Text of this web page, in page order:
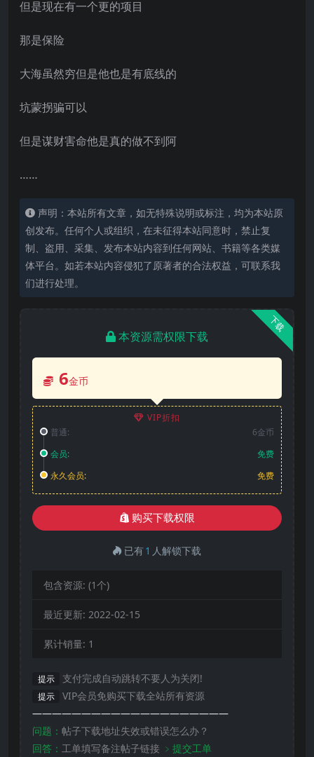
但是现在有一个更的项目
那是保险
大海虽然穷但是他也是有底线的
坑蒙拐骗可以
但是谋财害命他是真的做不到阿
……
声明：本站所有文章，如无特殊说明或标注，均为本站原
创发布。任何个人或组织，在未征得本站同意时，禁止复
制、盗用、采集、发布本站内容到任何网站、书籍等各类媒
体平台。如若本站内容侵犯了原著者的合法权益，可联系我
们进行处理。
下载
本资源需权限下载
6金币
VIP折扣
普通:
6金币
会员:
免费
永久会员:
免费
购买下载权限
已有1 人解锁下载
包含资源: (1个)
最近更新: 2022-02-15
累计销量: 1
提示 支付完成自动跳转不要人为关闭!
提示
VIP会员免购买下载全站所有资源
————————————————————
问题： 帖子下载地址失效或错误怎么办？
回答： 工单填写备注帖子链接 ﹥提交工单